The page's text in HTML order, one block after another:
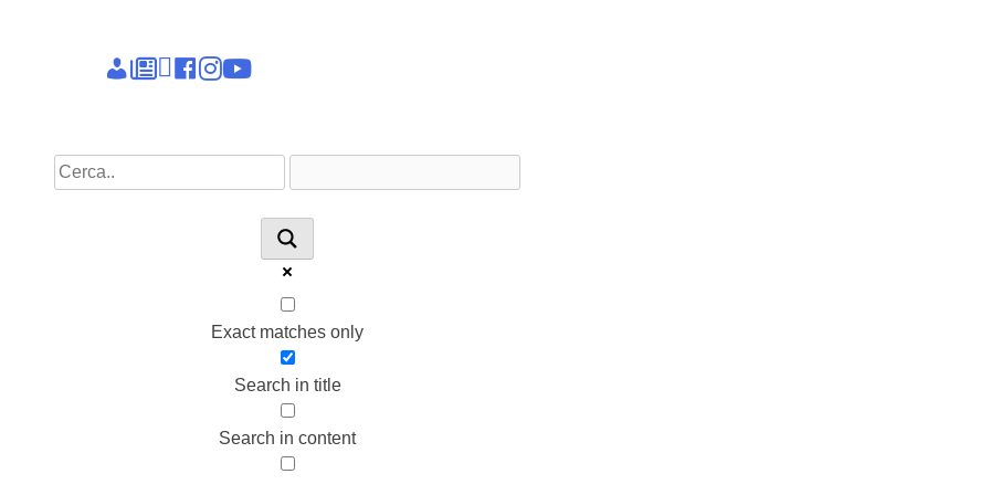
Epieikeia
Dettagli
News
Linkedin
facebook
instagram
youtube
Exact matches only
Search in title
Search in content